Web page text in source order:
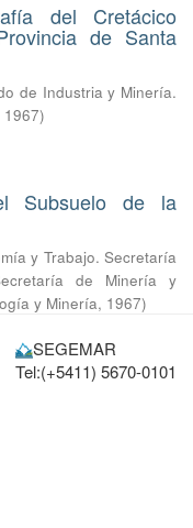
del Cretácico
de Santa
de Industria y Minería.
1967)
Subsuelo de la
y Trabajo. Secretaría
de Minería y
y Minería, 1967)
SEGEMAR
Tel:(+5411) 5670-0101